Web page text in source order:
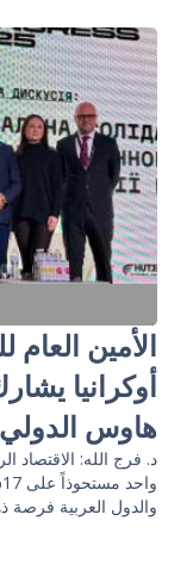
الأمين
أوكرانيا
هاوس الدولي
والدول العربية فرصة